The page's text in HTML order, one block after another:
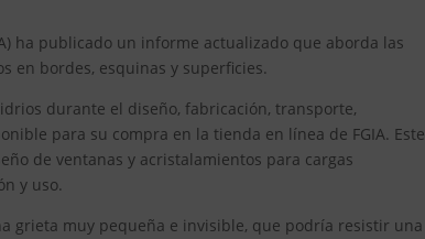
ha publicado un informe actualizado que aborda las
en bordes, esquinas y superficies.
durante el diseño, fabricación, transporte,
para su compra en la tienda en línea de FGIA. Este
de ventanas y acristalamientos para cargas
y uso.
grieta muy pequeña e invisible, que podría resistir una